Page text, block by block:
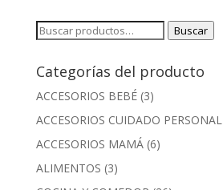
Buscar
Buscar
Categorías del producto
ACCESORIOS BEBÉ (3)
ACCESORIOS CUIDADO PERSONAL
ACCESORIOS MAMÁ (6)
ALIMENTOS (3)